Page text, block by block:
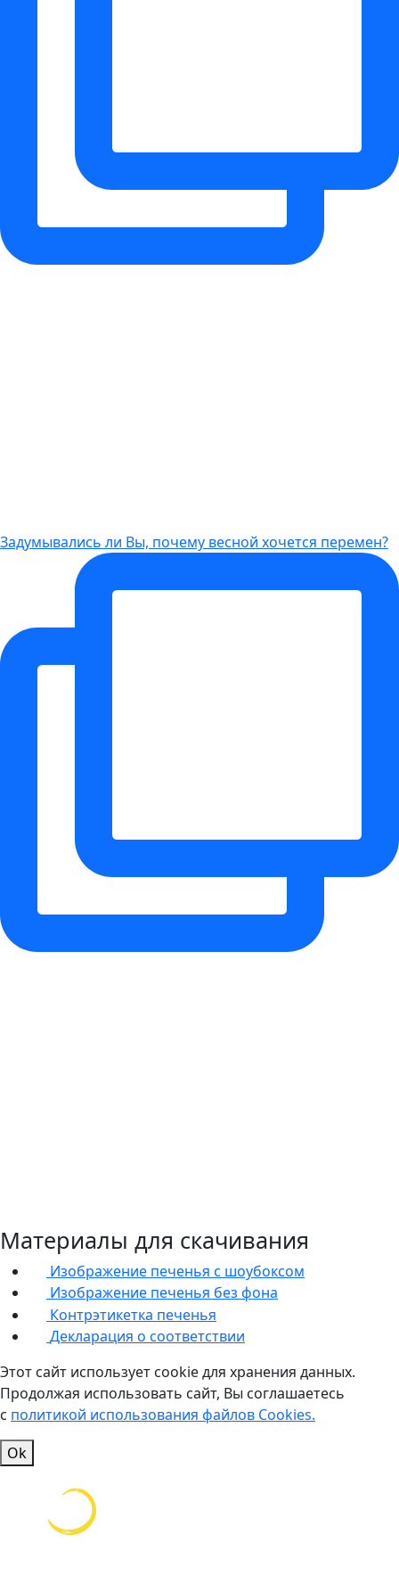
Задумывались ли Вы, почему весной хочется перемен?
Материалы для скачивания
Изображение печенья с шоубоксом
Изображение печенья без фона
Контрэтикетка печенья
Декларация о соответствии
Этот сайт использует cookie для хранения данных.
Продолжая использовать сайт, Вы соглашаетесь
с политикой использования файлов Cookies.
Ok